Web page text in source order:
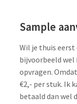
Sample
Wil je thuis
bijvoorbeeld wel
opvragen.
€2,- per stuk. Ik
betaald dan wel